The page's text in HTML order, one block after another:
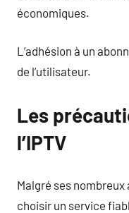
économiques.
L’adhésion à un
de l’utilisateur.
Les
l’IPTV
Malgré ses
choisir un service